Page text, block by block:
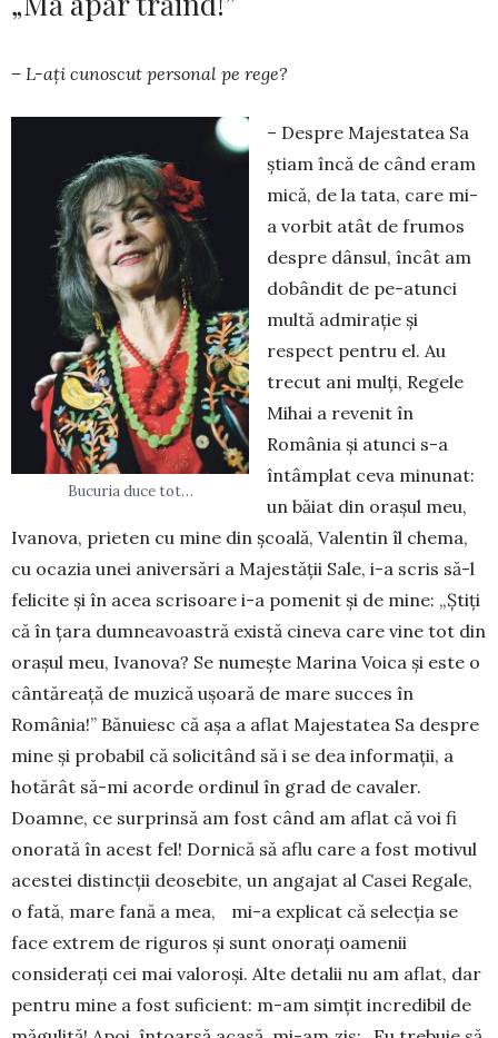
– L-aţi cunoscut personal pe rege?
Bucuria duce tot…
– Despre Majestatea Sa
ştiam încă de când eram
mică, de la tata, care mi-
a vorbit atât de frumos
despre dânsul, încât am
dobândit de pe-atunci
multă admiraţie şi
respect pentru el. Au
trecut ani mulţi, Regele
Mihai a revenit în
România şi atunci s-a
întâmplat ceva minunat:
un băiat din orașul meu,
Ivanova, prieten cu mine din şcoală, Valentin îl chema,
cu ocazia unei aniversări a Majestăţii Sale, i-a scris să-l
felicite și în acea scrisoare i-a pomenit şi de mine: „Ştiţi
că în ţara dumneavoastră există cineva care vine tot din
oraşul meu, Ivanova? Se numeşte Marina Voica şi este o
cântăreaţă de muzică uşoară de mare succes în
România!” Bănuiesc că aşa a aflat Majestatea Sa despre
mine şi probabil că solicitând să i se dea informaţii, a
hotărât să-mi acorde ordinul în grad de cavaler.
Doamne, ce surprinsă am fost când am aflat că voi fi
onorată în acest fel! Dornică să aflu care a fost motivul
acestei distincții deosebite, un angajat al Casei Regale,
o fată, mare fană a mea, mi-a explicat că selecţia se
face extrem de riguros şi sunt onoraţi oamenii
consideraţi cei mai valoroşi. Alte detalii nu am aflat, dar
pentru mine a fost suficient: m-am simţit incredibil de